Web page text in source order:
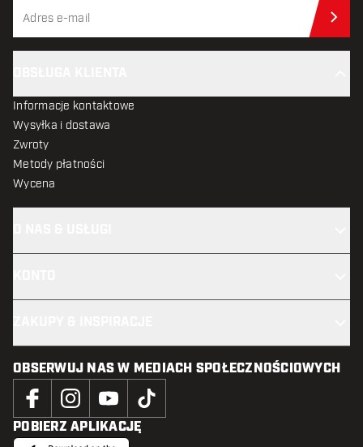
Informacje kontaktowe
Wysyłka i dostawa
Zwroty
Metody płatności
Wycena
OBSERWUJ NAS W MEDIACH SPOŁECZNOŚCIOWYCH
POBIERZ APLIKACJĘ